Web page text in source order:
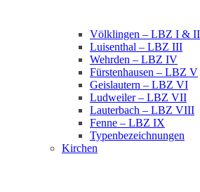
Völklingen – LBZ I & II
Luisenthal – LBZ III
Wehrden – LBZ IV
Fürstenhausen – LBZ V
Geislautern – LBZ VI
Ludweiler – LBZ VII
Lauterbach – LBZ VIII
Fenne – LBZ IX
Typenbezeichnungen
Kirchen